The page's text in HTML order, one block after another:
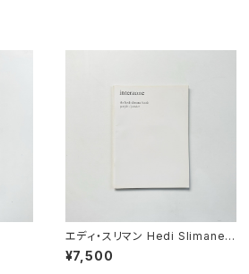
エディ・スリマン Hedi Slimane |
Interzone - The Hedi Sliman
e Purple Book
¥7,500